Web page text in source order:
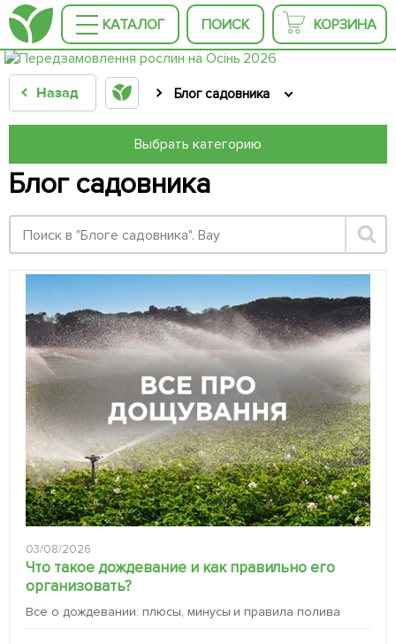
КАТАЛОГ ПОИСК КОРЗИНА
Назад Блог садовника
Выбрать категорию
Блог садовника
03/08/2026
Что такое дождевание и как правильно его
организовать?
Все о дождевании: плюсы, минусы и правила полива